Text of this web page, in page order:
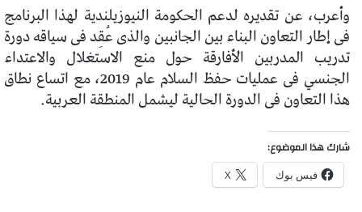
وأعرب، عن تقديره لدعم الحكومة النيوزيلندية لهذا البرنامج
فى إطار التعاون البناء بين الجانبين والذى عُقِد فى سياقه دورة
تدريب المدربين الأفارقة حول منع الاستغلال والاعتداء
الجنسي فى عمليات حفظ السلام عام 2019، مع اتساع نطاق
هذا التعاون فى الدورة الحالية ليشمل المنطقة العربية.
شارك هذا الموضوع:
فيس بوك X